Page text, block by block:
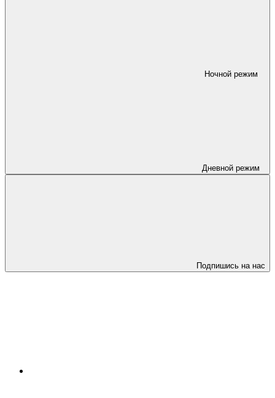
Ночной режим
Дневной режим
Подпишись на нас